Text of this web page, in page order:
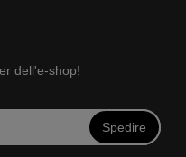
dell'e-shop!
Spedire